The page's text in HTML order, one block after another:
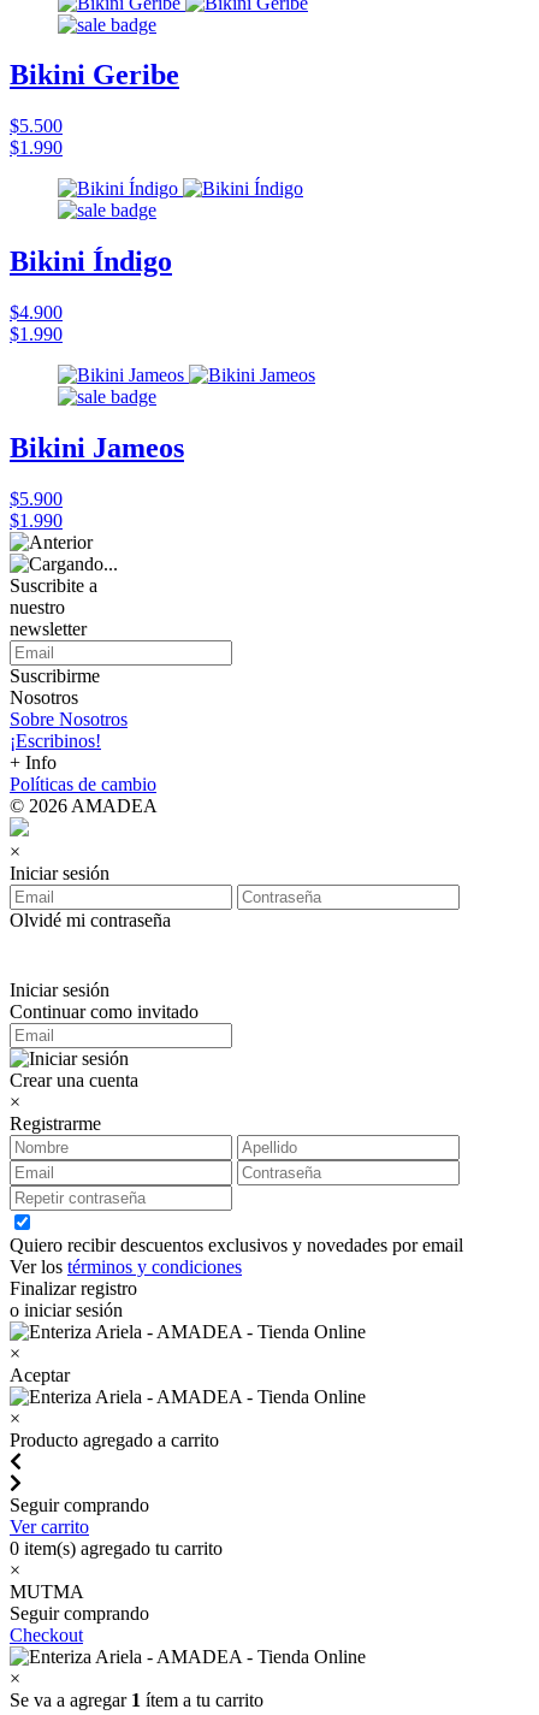
Bikini Geribe
$5.500
$1.990
Bikini Índigo
$4.900
$1.990
Bikini Jameos
$5.900
$1.990
Suscribite a
nuestro
newsletter
Suscribirme
Nosotros
Sobre Nosotros
¡Escribinos!
+ Info
Políticas de cambio
© 2026 AMADEA
×
Iniciar sesión
Olvidé mi contraseña
Iniciar sesión
Continuar como invitado
Crear una cuenta
×
Registrarme
Quiero recibir descuentos exclusivos y novedades por email
Ver los términos y condiciones
Finalizar registro
o iniciar sesión
×
Aceptar
×
Producto agregado a carrito
Seguir comprando
Ver carrito
0 item(s) agregado tu carrito
×
MUTMA
Seguir comprando
Checkout
×
Se va a agregar 1 ítem a tu carrito